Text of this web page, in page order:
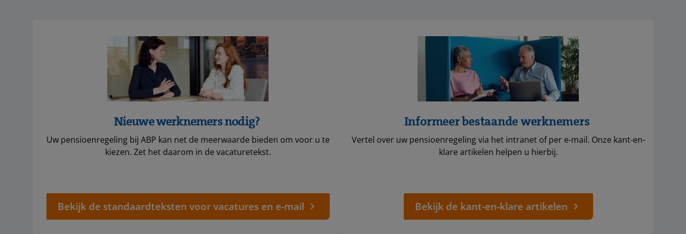
Nieuwe werknemers nodig?
Uw pensioenregeling bij ABP kan net de meerwaarde bieden om voor u te
kiezen. Zet het daarom in de vacaturetekst.
Bekijk de standaardteksten voor vacatures en e-mail
Informeer bestaande werknemers
Vertel over uw pensioenregeling via het intranet of per e-mail. Onze kant-en-
klare artikelen helpen u hierbij.
Bekijk de kant-en-klare artikelen